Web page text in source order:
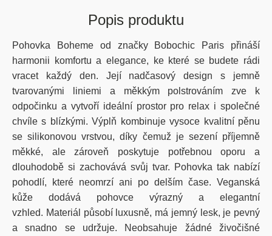
Popis produktu
Pohovka Boheme od značky Bobochic Paris přináší
harmonii komfortu a elegance, ke které se budete rádi
vracet každý den. Její nadčasový design s jemně
tvarovanými liniemi a měkkým polstrováním zve k
odpočinku a vytvoří ideální prostor pro relax i společné
chvíle s blízkými. Výplň kombinuje vysoce kvalitní pěnu
se silikonovou vrstvou, díky čemuž je sezení příjemně
měkké, ale zároveň poskytuje potřebnou oporu a
dlouhodobě si zachovává svůj tvar. Pohovka tak nabízí
pohodlí, které neomrzí ani po delším čase. Veganská
kůže dodává pohovce výrazný a elegantní
vzhled. Materiál působí luxusně, má jemný lesk, je pevný
a snadno se udržuje. Neobsahuje žádné živočišné